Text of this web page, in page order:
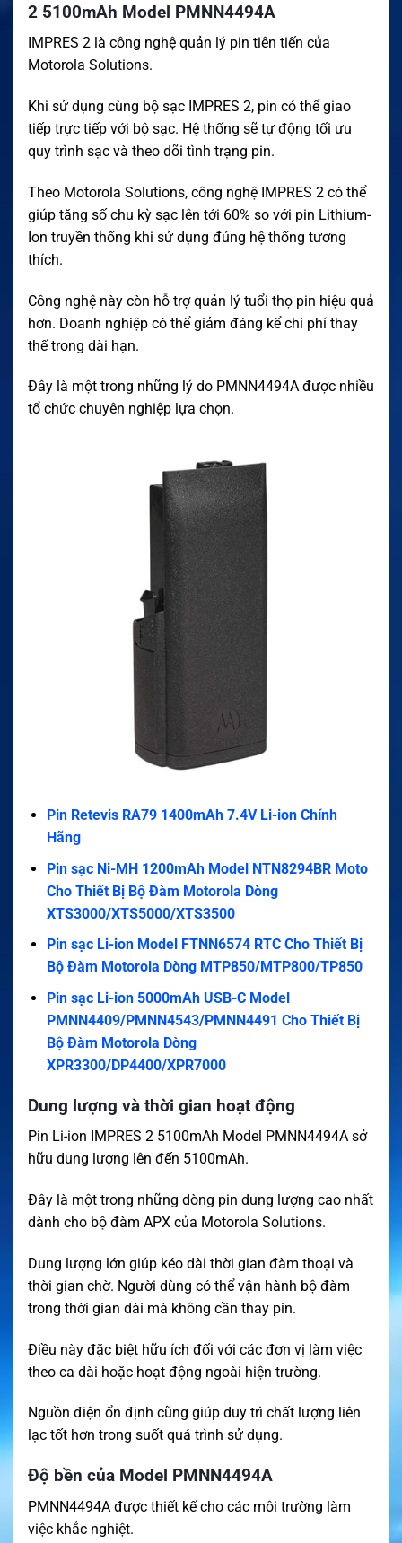
2 5100mAh Model PMNN4494A
IMPRES 2 là công nghệ quản lý pin tiên tiến của
Motorola Solutions.
Khi sử dụng cùng bộ sạc IMPRES 2, pin có thể giao
tiếp trực tiếp với bộ sạc. Hệ thống sẽ tự động tối ưu
quy trình sạc và theo dõi tình trạng pin.
Theo Motorola Solutions, công nghệ IMPRES 2 có thể
giúp tăng số chu kỳ sạc lên tới 60% so với pin Lithium-
Ion truyền thống khi sử dụng đúng hệ thống tương
thích.
Công nghệ này còn hỗ trợ quản lý tuổi thọ pin hiệu quả
hơn. Doanh nghiệp có thể giảm đáng kể chi phí thay
thế trong dài hạn.
Đây là một trong những lý do PMNN4494A được nhiều
tổ chức chuyên nghiệp lựa chọn.
Pin Retevis RA79 1400mAh 7.4V Li-ion Chính
Hãng
Pin sạc Ni-MH 1200mAh Model NTN8294BR Moto
Cho Thiết Bị Bộ Đàm Motorola Dòng
XTS3000/XTS5000/XTS3500
Pin sạc Li-ion Model FTNN6574 RTC Cho Thiết Bị
Bộ Đàm Motorola Dòng MTP850/MTP800/TP850
Pin sạc Li-ion 5000mAh USB-C Model
PMNN4409/PMNN4543/PMNN4491 Cho Thiết Bị
Bộ Đàm Motorola Dòng
XPR3300/DP4400/XPR7000
Dung lượng và thời gian hoạt động
Pin Li-ion IMPRES 2 5100mAh Model PMNN4494A sở
hữu dung lượng lên đến 5100mAh.
Đây là một trong những dòng pin dung lượng cao nhất
dành cho bộ đàm APX của Motorola Solutions.
Dung lượng lớn giúp kéo dài thời gian đàm thoại và
thời gian chờ. Người dùng có thể vận hành bộ đàm
trong thời gian dài mà không cần thay pin.
Điều này đặc biệt hữu ích đối với các đơn vị làm việc
theo ca dài hoặc hoạt động ngoài hiện trường.
Nguồn điện ổn định cũng giúp duy trì chất lượng liên
lạc tốt hơn trong suốt quá trình sử dụng.
Độ bền của Model PMNN4494A
PMNN4494A được thiết kế cho các môi trường làm
việc khắc nghiệt.